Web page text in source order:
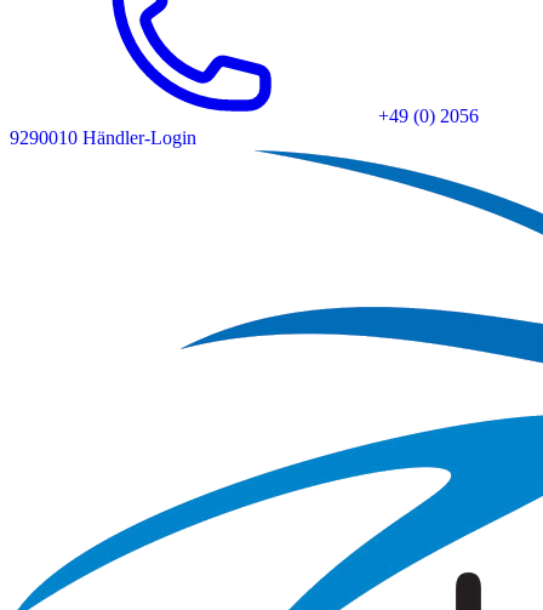
+49 (0) 2056
9290010 Händler-Login